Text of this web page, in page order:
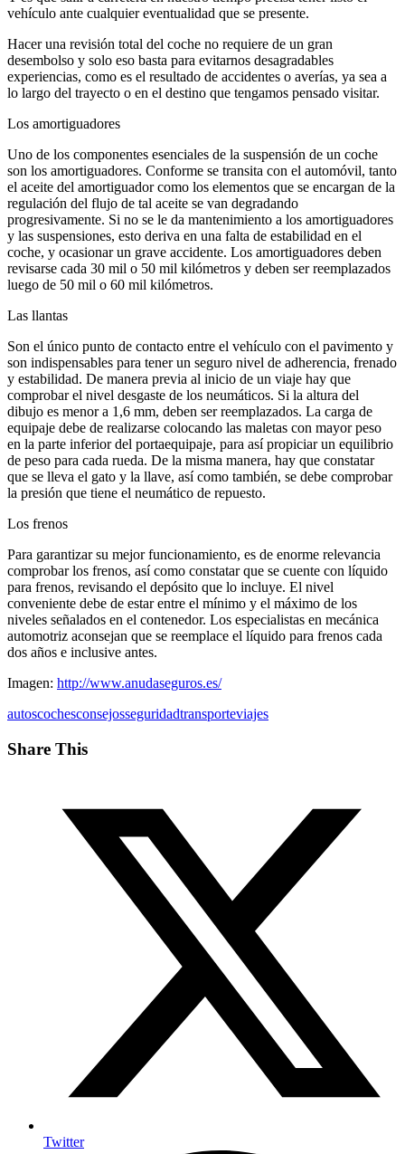
vehículo ante cualquier eventualidad que se presente.
Hacer una revisión total del coche no requiere de un gran
desembolso y solo eso basta para evitarnos desagradables
experiencias, como es el resultado de accidentes o averías, ya sea a
lo largo del trayecto o en el destino que tengamos pensado visitar.
Los amortiguadores
Uno de los componentes esenciales de la suspensión de un coche
son los amortiguadores. Conforme se transita con el automóvil, tanto
el aceite del amortiguador como los elementos que se encargan de la
regulación del flujo de tal aceite se van degradando
progresivamente. Si no se le da mantenimiento a los amortiguadores
y las suspensiones, esto deriva en una falta de estabilidad en el
coche, y ocasionar un grave accidente. Los amortiguadores deben
revisarse cada 30 mil o 50 mil kilómetros y deben ser reemplazados
luego de 50 mil o 60 mil kilómetros.
Las llantas
Son el único punto de contacto entre el vehículo con el pavimento y
son indispensables para tener un seguro nivel de adherencia, frenado
y estabilidad. De manera previa al inicio de un viaje hay que
comprobar el nivel desgaste de los neumáticos. Si la altura del
dibujo es menor a 1,6 mm, deben ser reemplazados. La carga de
equipaje debe de realizarse colocando las maletas con mayor peso
en la parte inferior del portaequipaje, para así propiciar un equilibrio
de peso para cada rueda. De la misma manera, hay que constatar
que se lleva el gato y la llave, así como también, se debe comprobar
la presión que tiene el neumático de repuesto.
Los frenos
Para garantizar su mejor funcionamiento, es de enorme relevancia
comprobar los frenos, así como constatar que se cuente con líquido
para frenos, revisando el depósito que lo incluye. El nivel
conveniente debe de estar entre el mínimo y el máximo de los
niveles señalados en el contenedor. Los especialistas en mecánica
automotriz aconsejan que se reemplace el líquido para frenos cada
dos años e inclusive antes.
Imagen: http://www.anudaseguros.es/
autoscochesconsejosseguridadtransporteviajes
Share This
Twitter